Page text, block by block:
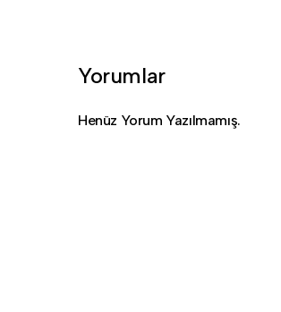
Yorumlar
Henüz Yorum Yazılmamış.